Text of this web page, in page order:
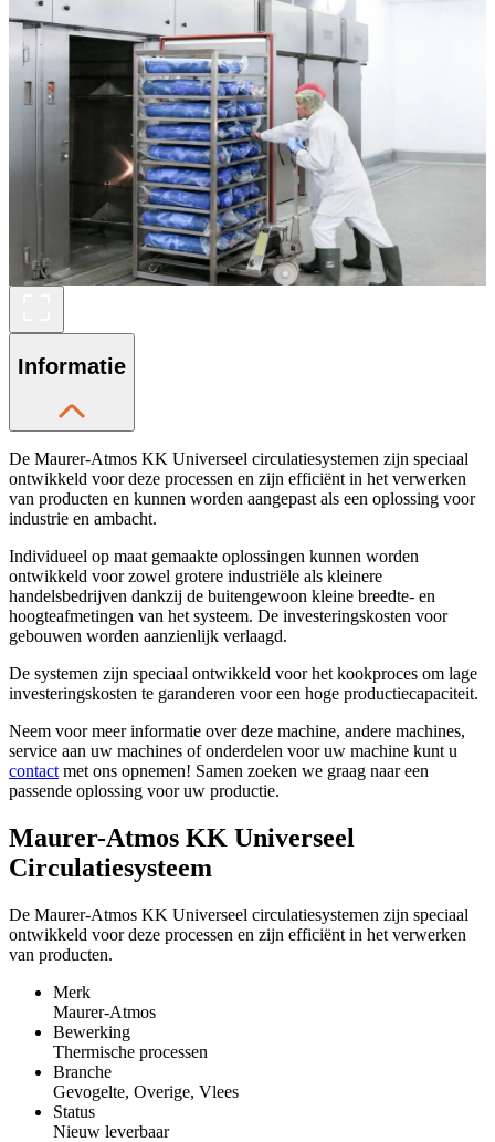
Informatie
De Maurer-Atmos KK Universeel circulatiesystemen zijn speciaal
ontwikkeld voor deze processen en zijn efficiënt in het verwerken
van producten en kunnen worden aangepast als een oplossing voor
industrie en ambacht.
Individueel op maat gemaakte oplossingen kunnen worden
ontwikkeld voor zowel grotere industriële als kleinere
handelsbedrijven dankzij de buitengewoon kleine breedte- en
hoogteafmetingen van het systeem. De investeringskosten voor
gebouwen worden aanzienlijk verlaagd.
De systemen zijn speciaal ontwikkeld voor het kookproces om lage
investeringskosten te garanderen voor een hoge productiecapaciteit.
Neem voor meer informatie over deze machine, andere machines,
service aan uw machines of onderdelen voor uw machine kunt u
contact met ons opnemen! Samen zoeken we graag naar een
passende oplossing voor uw productie.
Maurer-Atmos KK Universeel
Circulatiesysteem
De Maurer-Atmos KK Universeel circulatiesystemen zijn speciaal
ontwikkeld voor deze processen en zijn efficiënt in het verwerken
van producten.
Merk
Maurer-Atmos
Bewerking
Thermische processen
Branche
Gevogelte, Overige, Vlees
Status
Nieuw leverbaar